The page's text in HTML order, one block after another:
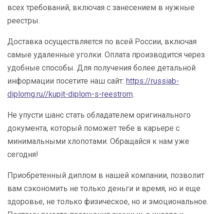
всех требований, включая с занесением в нужные
реестры.
Доставка осуществляется по всей России, включая
самые удаленные уголки. Оплата производится через
удобные способы. Для получения более детальной
информации посетите наш сайт: https://russiab-
diplomg.ru//kupit-diplom-s-reestrom.
Не упусти шанс стать обладателем оригинального
документа, который поможет тебе в карьере с
минимальными хлопотами. Обращайся к нам уже
сегодня!
Приобретенный диплом в нашей компании, позволит
вам сэкономить не только деньги и время, но и еще
здоровье, не только физическое, но и эмоциональное.